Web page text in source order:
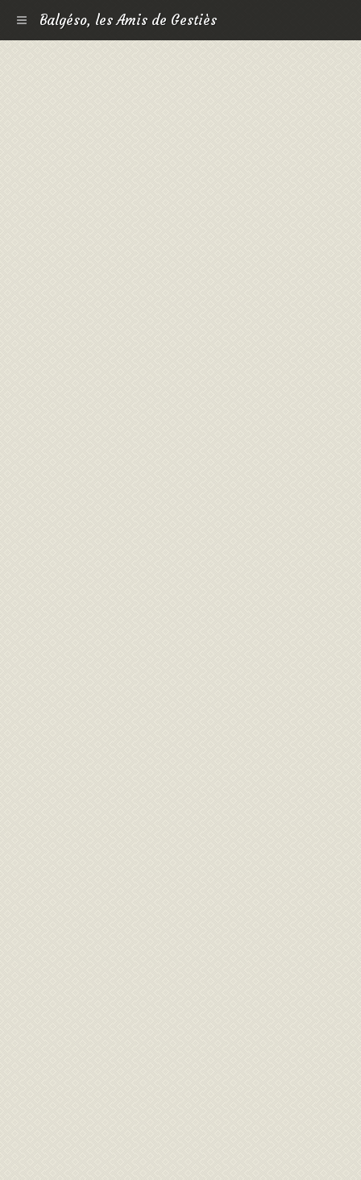
Balgéso, les Amis de Gestiès